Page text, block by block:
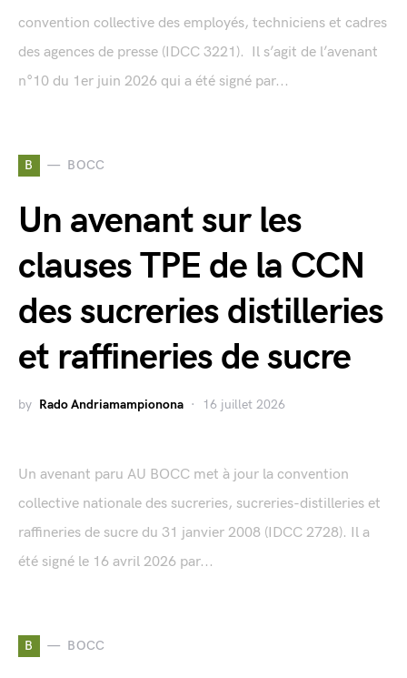
convention collective des employés, techniciens et cadres
des agences de presse (IDCC 3221). Il s’agit de l’avenant
n°10 du 1er juin 2026 qui a été signé par...
B BOCC
Un avenant sur les
clauses TPE de la CCN
des sucreries distilleries
et raffineries de sucre
by Rado Andriamampionona 16 juillet 2026
Un avenant paru AU BOCC met à jour la convention
collective nationale des sucreries, sucreries-distilleries et
raffineries de sucre du 31 janvier 2008 (IDCC 2728). Il a
été signé le 16 avril 2026 par...
B BOCC